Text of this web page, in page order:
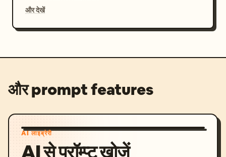
और देखें
और prompt features
AI लाइब्रेरी
AI से प्रॉम्प्ट खोजें